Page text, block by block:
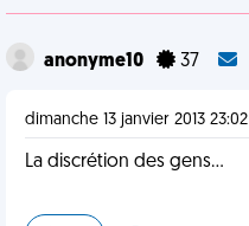
anonyme10 37
dimanche 13 janvier 2013 23:02
La discrétion des gens...